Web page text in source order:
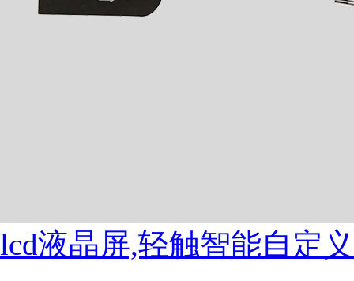
lcd液晶屏,轻触智能自定